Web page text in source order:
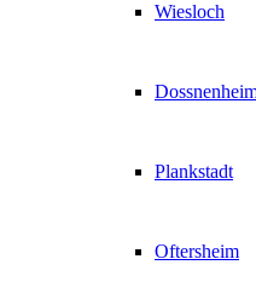
Wiesloch
Plankstadt
Oftersheim